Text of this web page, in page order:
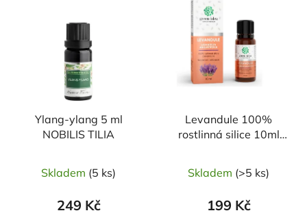
Ylang-ylang 5 ml
NOBILIS TILIA
Skladem (5 ks)
249 Kč
Levandule 100%
rostlinná silice 10ml
Skladem (>5 ks)
199 Kč